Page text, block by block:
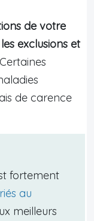
de votre
exclusions et
de carence
fortement
au
meilleurs